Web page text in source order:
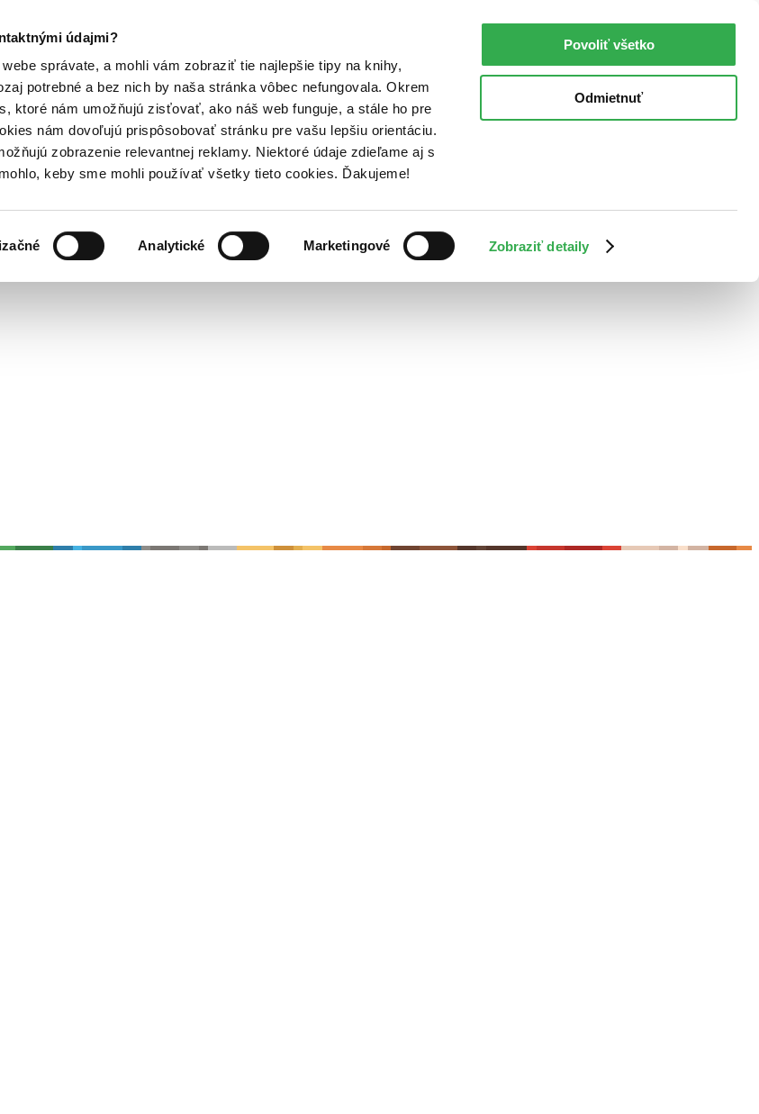
údajmi?
správate, a mohli vám zobraziť tie najlepšie tipy na knihy,
potrebné a bez nich by naša stránka vôbec nefungovala. Okrem
ktoré nám umožňujú zisťovať, ako náš web funguje, a stále ho pre
nám dovoľujú prispôsobovať stránku pre vašu lepšiu orientáciu.
zobrazenie relevantnej reklamy. Niektoré údaje zdieľame aj s
keby sme mohli používať všetky tieto cookies. Ďakujeme!
Analytické Marketingové Zobraziť detaily
Povoliť všetko
Odmietnuť